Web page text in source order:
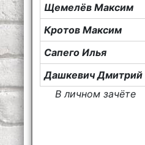
Щемелёв Максим
Кротов Максим
Сапего Илья
Дашкевич Дмитрий
В личном зачёте